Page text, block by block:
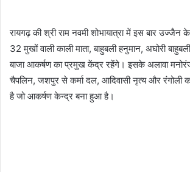
रायगढ़ की श्री राम नवमी शोभायात्रा में इस बार उज्जैन
32 मुखों वाली काली माता, बाहुबली हनुमान, अघोरी
बाजा आकर्षण का प्रमुख केंद्र रहेंगे। इसके अलावा
चैपलिन, जशपुर से कर्मा दल, आदिवासी नृत्य और रंगोली
है जो आकर्षण केन्द्र बना हुआ है।